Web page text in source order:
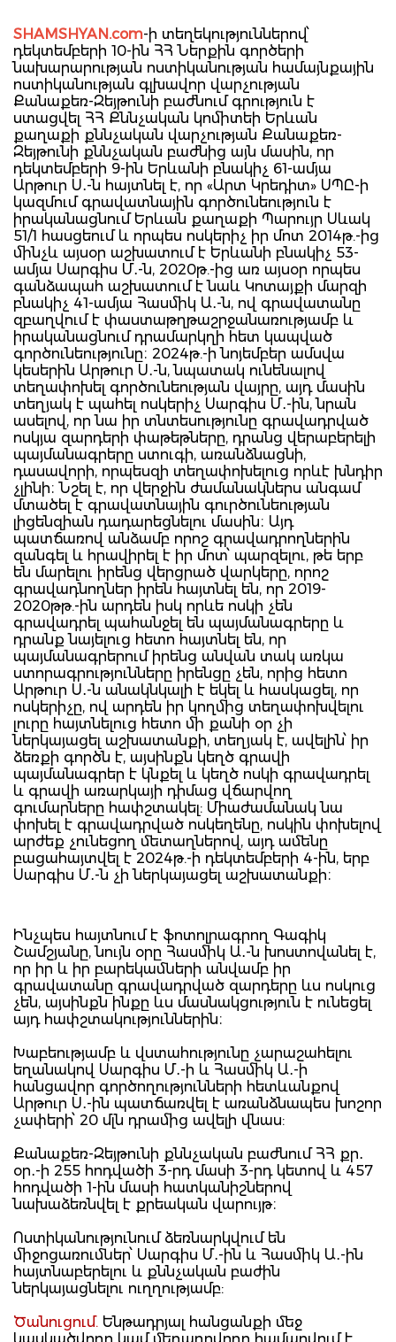
SHAMSHYAN.com-ի տեղեկություններով՝
դեկտեմբերի 10-ին ՀՀ Ներքին գործերի
նախարարության ոստիկանության համայնքային
ոստիկանության գլխավոր վարչության
Քանաքեռ-Զեյթունի բաժնում գրություն է
ստացվել ՀՀ Քննչական կոմիտեի Երևան
քաղաքի քննչական վարչության Քանաքեռ-
Զեյթունի քննչական բաժնից այն մասին, որ
դեկտեմբերի 9-ին Երևանի բնակիչ 61-ամյա
Արթուր Ս․-ն հայտնել է, որ «Արտ Կրեդիտ» ՍՊԸ-ի
կազմում գրավատնային գործունեություն է
իրականացնում Երևան քաղաքի Պարույր Սևակ
51/1 հասցեում և որպես ոսկերիչ իր մոտ 2014թ.-ից
մինչև այսօր աշխատում է Երևանի բնակիչ 53-
ամյա Սարգիս Մ․-ն, 2020թ.-ից առ այսօր որպես
գանձապահ աշխատում է նաև Կոտայքի մարզի
բնակիչ 41-ամյա Հասմիկ Ա․-ն, ով գրավատանը
զբաղվում է փաստաթղթաշրջանառությամբ և
իրականացնում դրամարկղի հետ կապված
գործունեությունը։ 2024թ.-ի նոյեմբեր ամսվա
կեսերին Արթուր Ս․-ն, նպատակ ունենալով
տեղափոխել գործունեության վայրը, այդ մասին
տեղյակ է պահել ոսկերիչ Սարգիս Մ․-ին, նրան
ասելով, որ նա իր տնտեսությունը գրավադրված
ոսկյա զարդերի փաթեթները, դրանց վերաբերելի
պայմանագրերը ստուգի, առանձնացնի,
դասավորի, որպեսզի տեղափոխելուց որևէ խնդիր
չլինի։ Նշել է, որ վերջին ժամանակներս անգամ
մտածել է գրավատնային գուրծունեության
լիցենզիան դադարեցնելու մասին։ Այդ
պատճառով անձամբ որոշ գրավադրողներին
զանգել և հրավիրել է իր մոտ՝ պարզելու, թե երբ
են մարելու իրենց վերցրած վարկերը, որոշ
գրավադնողներ իրեն հայտնել են, որ 2019-
2020թթ.-ին արդեն իսկ որևե ոսկի չեն
գրավադրել պահանջել են պայմանագրերը և
դրանք նայելուց հետո հայտնել են, որ
պայմանագրերում իրենց անվան տակ առկա
ստորագրությունները իրենցը չեն, որից հետո
Արթուր Ս․-ն անակնկալի է եկել և հասկացել, որ
ոսկերիչը, ով արդեն իր կողմից տեղափոխվելու
լուրը հայտնելուց հետո մի քանի օր չի
ներկայացել աշխատանքի, տեղյակ է, ավելին՝ իր
ձեռքի գործն է, այսինքն կեղծ գրավի
պայմանագրեր է կնքել և կեղծ ոսկի գրավադրել
և գրավի առարկայի դիմաց վճարվող
գումարները հափշտակել: Միաժամանակ նա
փոխել է գրավադրված ոսկեղենը, ոսկին փոխելով
արժեք չունեցող մետաղներով, այդ ամենը
բացահայտվել է 2024թ.-ի դեկտեմբերի 4-ին, երբ
Սարգիս Մ․-ն չի ներկայացել աշխատանքի։
Ինչպես հայտնում է ֆոտոլրագրող Գագիկ
Շամշյանը, նույն օրը Հասմիկ Ա․-ն խոստովանել է,
որ իր և իր բարեկամների անվամբ իր
գրավատանը գրավադրված զարդերը ևս ոսկուց
չեն, այսինքն ինքը ևս մասնակցություն է ունեցել
այդ հափշտակություններին։
Խաբեությամբ և վստահությունը չարաշահելու
եղանակով Սարգիս Մ․-ի և Հասմիկ Ա․-ի
հանցավոր գործողությունների հետևանքով
Արթուր Ս․-ին պատճառվել է առանձնապես խոշոր
չափերի՝ 20 մլն դրամից ավելի վնաս:
Քանաքեռ-Զեյթունի քննչական բաժնում ՀՀ քր․
օր․-ի 255 հոդվածի 3-րդ մասի 3-րդ կետով և 457
հոդվածի 1-ին մասի հատկանիշներով
նախաձեռնվել է քրեական վարույթ։
Ոստիկանությունում ձեռնարկվում են
միջոցառումներ՝ Սարգիս Մ․-ին և Հասմիկ Ա․-ին
հայտնաբերելու և քննչական բաժին
ներկայացնելու ուղղությամբ:
Ծանուցում. Ենթադրյալ հանցանքի մեջ